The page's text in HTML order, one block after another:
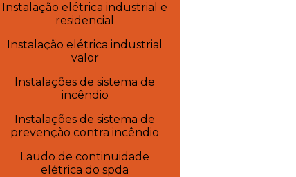
Instalação elétrica industrial e
residencial
Instalação elétrica industrial
valor
Instalações de sistema de
incêndio
Instalações de sistema de
prevenção contra incêndio
Laudo de continuidade
elétrica do spda